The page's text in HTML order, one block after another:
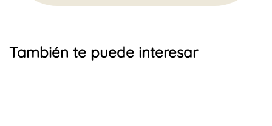
También te puede interesar